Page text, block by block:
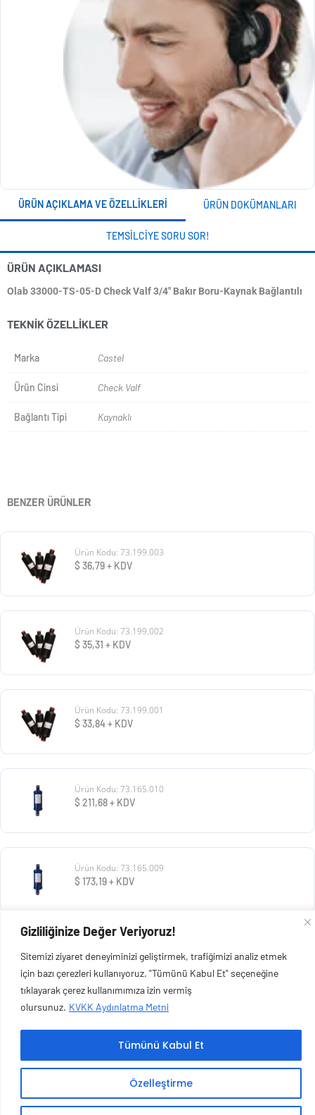
Gizliliğinize Değer Veriyoruz!
Sitemizi ziyaret deneyiminizi geliştirmek, trafiğimizi analiz etmek
için bazı çerezleri kullanıyoruz. "Tümünü Kabul Et" seçeneğine
tıklayarak çerez kullanımımıza izin vermiş
olursunuz. KVKK Aydınlatma Metni
Özelleştirme
Tümünü Kabul Et
ÜRÜN AÇIKLAMA VE ÖZELLIKLERI ÜRÜN DOKÜMANLARI
TEMSILCIYE SORU SOR!
ÜRÜN AÇIKLAMASI
Olab 33000-TS-05-D Check Valf 3/4" Bakır Boru-Kaynak Bağlantılı
TEKNIK ÖZELLIKLER
Marka Castel
Ürün Cinsi Check Valf
Bağlantı Tipi Kaynaklı
BENZER ÜRÜNLER
Ürün Kodu: 73.199.003
$ 36,79+ KDV
Ürün Kodu: 73.199.002
$ 35,31 + KDV
Ürün Kodu: 73.199.001
$ 33,84+ KDV
Ürün Kodu: 73.165.010
$ 211,68+ KDV
Ürün Kodu: 73.165.009
$ 173,19+ KDV
$73,13+ KDV
Copyright © 2026 Esen Isıtma Soğutma İnşaat Ltd Şti | Tüm Hakları Saklıdır.